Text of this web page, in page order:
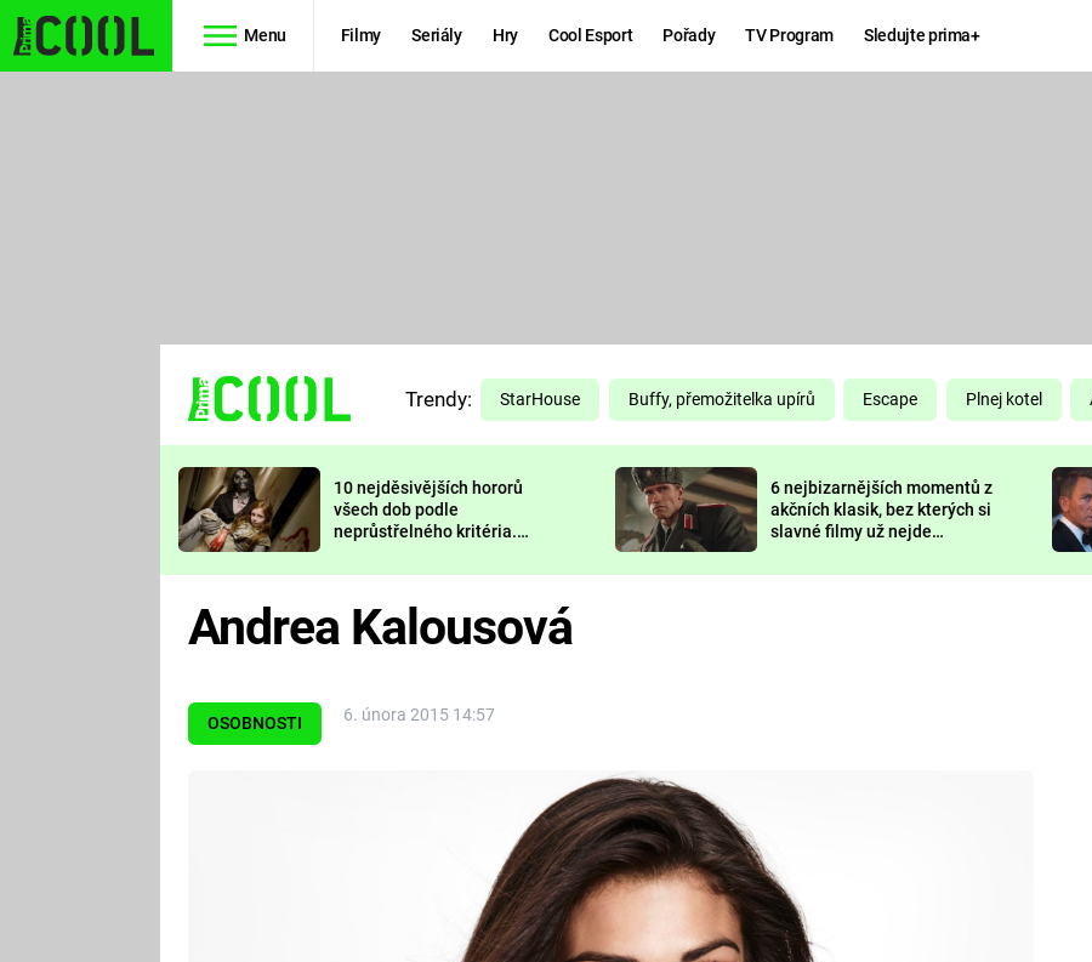
Menu Filmy Seriály Hry Cool Esport Pořady TV Program Sledujte prima+
TŘESKU
FUTURAMA
PREDÁTOR
DELIVERANCE
CHUCK
NORRIS
Trendy: StarHouse Buffy, přemožitelka upírů Escape Plnej kotel
10 nejděsivějších hororů
všech dob podle
neprůstřelného kritéria.
nejvíc zvednou tep?
6 nejbizarnějších momentů z
akčních klasik, bez kterých si
slavné filmy už nejde
OSOBNOSTI 6. února 2015 14:57
Andrea Kalousová